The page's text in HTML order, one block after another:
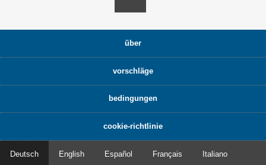
über
vorschläge
bedingungen
cookie-richtlinie
Deutsch English Español Français Italiano